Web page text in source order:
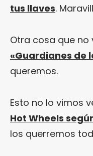
tus llaves.
Otra cosa que no
«Guardianes de
queremos.
Esto no lo vimos
Hot Wheels
los querremos